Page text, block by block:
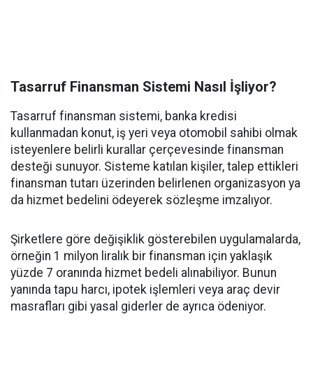
Tasarruf Finansman Sistemi Nasıl İşliyor?
Tasarruf finansman sistemi, banka kredisi
kullanmadan konut, iş yeri veya otomobil sahibi olmak
isteyenlere belirli kurallar çerçevesinde finansman
desteği sunuyor. Sisteme katılan kişiler, talep ettikleri
finansman tutarı üzerinden belirlenen organizasyon ya
da hizmet bedelini ödeyerek sözleşme imzalıyor.
Şirketlere göre değişiklik gösterebilen uygulamalarda,
örneğin 1 milyon liralık bir finansman için yaklaşık
yüzde 7 oranında hizmet bedeli alınabiliyor. Bunun
yanında tapu harcı, ipotek işlemleri veya araç devir
masrafları gibi yasal giderler de ayrıca ödeniyor.